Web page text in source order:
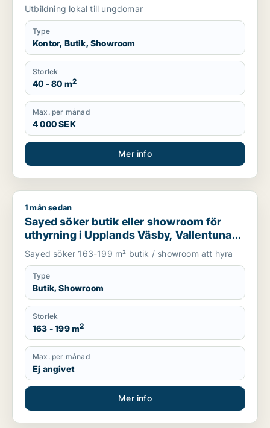
Väsby, Sollentuna eller Sundbyberg m.fl.
Utbildning lokal till ungdomar
Type
Kontor, Butik, Showroom
Storlek
40 - 80 m2
Max. per månad
4 000 SEK
Mer info
Sayed söker butik eller showroom för uthyrning i Upplands
1 mån sedan
Sayed söker butik eller showroom för
uthyrning i Upplands Väsby, Vallentuna
eller Upplands-Bro m.fl.
Sayed söker 163-199 m² butik / showroom att hyra
Type
Butik, Showroom
Storlek
163 - 199 m2
Max. per månad
Ej angivet
Mer info